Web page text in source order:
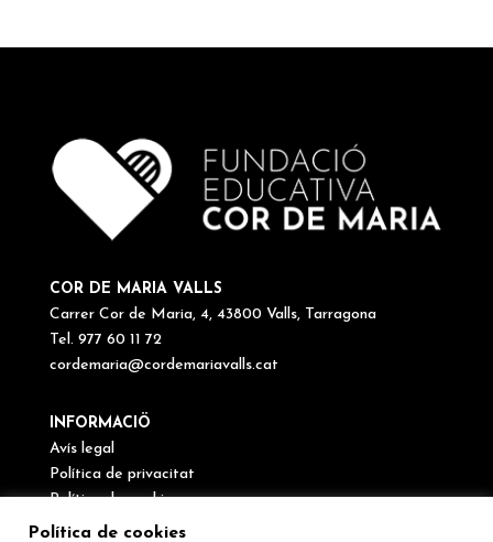
COR DE MARIA VALLS
Carrer Cor de Maria, 4, 43800 Valls, Tarragona
Tel. 977 60 11 72
cordemaria@cordemariavalls.cat
INFORMACIÖ
Avís legal
Política de privacitat
Política de cookies
Canal de denúncies
Política de cookies